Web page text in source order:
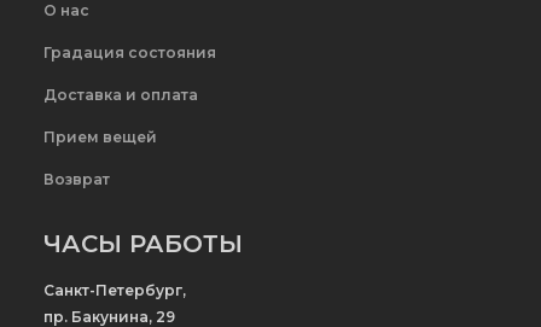
О нас
Градация состояния
Доставка и оплата
Прием вещей
Возврат
ЧАСЫ РАБОТЫ
Санкт-Петербург,
пр. Бакунина, 29